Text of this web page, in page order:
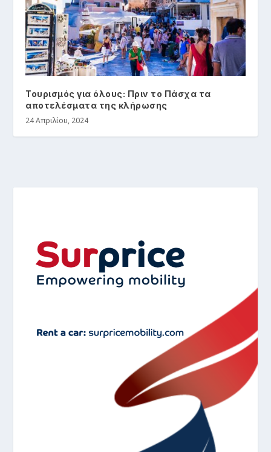
Τουρισμός για όλους: Πριν το Πάσχα τα
αποτελέσματα της κλήρωσης
24 Απριλίου, 2024